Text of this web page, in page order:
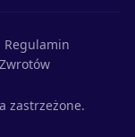
zastrzeżone.
Regulamin
Zwrotów